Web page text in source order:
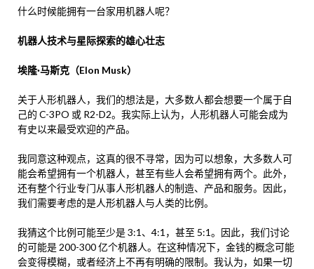
什么时候能拥有一台家用机器人呢？
机器人技术与星际探索的雄心壮志
埃隆·马斯克（Elon Musk）
关于人形机器人，我们的想法是，大多数人都会想要一个属于自
己的 C-3PO 或 R2-D2。我实际上认为，人形机器人可能会成为
有史以来最受欢迎的产品。
我同意这种观点，这真的很不寻常，因为可以想象，大多数人可
能会希望拥有一个机器人，甚至有些人会希望拥有两个。此外，
还有整个行业专门从事人形机器人的制造、产品和服务。因此，
我们需要考虑的是人形机器人与人类的比例。
我猜这个比例可能至少是 3:1、4:1，甚至 5:1。因此，我们讨论
的可能是 200-300 亿个机器人。在这种情况下，金钱的概念可能
会变得模糊，或者经济上不再有明确的限制。我认为，如果一切